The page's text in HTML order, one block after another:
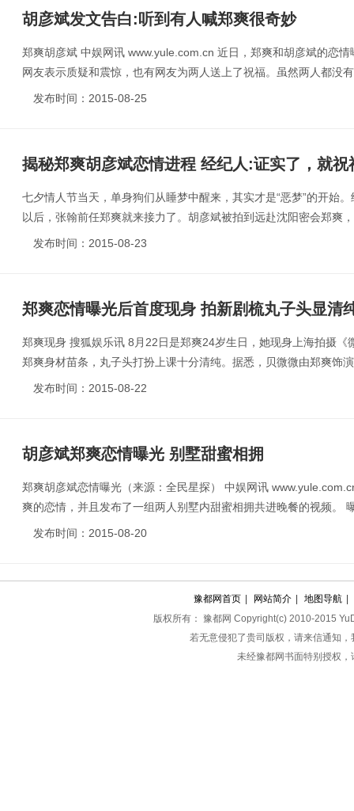
胡彦斌发文告白:听到有人喊郑爽很奇妙
郑爽胡彦斌 中娱网讯 www.yule.com.cn 近日，郑爽和胡彦斌的恋
网友表示质疑和震惊，也有网友为两人送上了祝福。虽然两人都没
发布时间：2015-08-25
揭秘郑爽胡彦斌恋情进程 经纪人:证实了，就祝
七夕情人节当天，单身狗们从睡梦中醒来，其实才是“恶梦”的开始
以后，张翰前任郑爽就来接力了。胡彦斌被拍到远赴沈阳密会郑爽
发布时间：2015-08-23
郑爽恋情曝光后首度现身 拍新剧梳丸子头显清
郑爽现身 搜狐娱乐讯 8月22日是郑爽24岁生日，她现身上海拍摄《
郑爽身材苗条，丸子头打扮上课十分清纯。据悉，贝微微由郑爽饰
发布时间：2015-08-22
胡彦斌郑爽恋情曝光 别墅甜蜜相拥
郑爽胡彦斌恋情曝光（来源：全民星探） 中娱网讯
爽的恋情，并且发布了一组两人别墅内甜蜜相拥共进晚餐的视频。
发布时间：2015-08-20
豫都网首页 网站简介 地图导航
版权所有： 豫都网 Copyright(c) 2010-2015
若无意侵犯了贵司版权，请来信通知
未经豫都网书面特别授权